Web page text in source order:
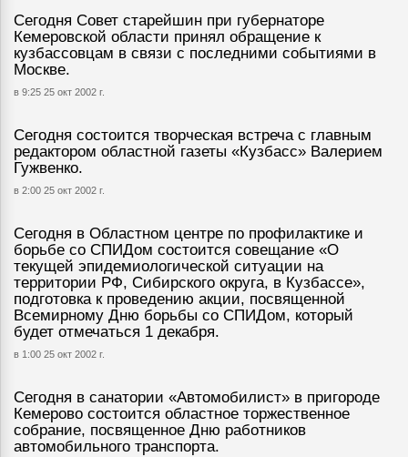
Сегодня Совет старейшин при губернаторе
Кемеровской области принял обращение к
кузбассовцам в связи с последними событиями в
Москве.
в 9:25 25 окт 2002 г.
Сегодня состоится творческая встреча с главным
редактором областной газеты «Кузбасс» Валерием
Гужвенко.
в 2:00 25 окт 2002 г.
Сегодня в Областном центре по профилактике и
борьбе со СПИДом состоится совещание «О
текущей эпидемиологической ситуации на
территории РФ, Сибирского округа, в Кузбассе»,
подготовка к проведению акции, посвященной
Всемирному Дню борьбы со СПИДом, который
будет отмечаться 1 декабря.
в 1:00 25 окт 2002 г.
Сегодня в санатории «Автомобилист» в пригороде
Кемерово состоится областное торжественное
собрание, посвященное Дню работников
автомобильного транспорта.